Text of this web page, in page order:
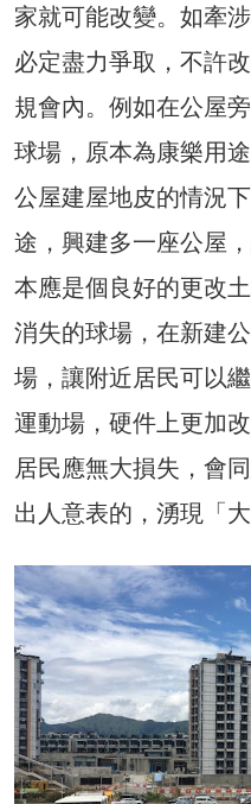
家就可能改變。如牽
必定盡力爭取，不許
規會內。例如在公屋
球場，原本為康樂用
公屋建屋地皮的情況
途，興建多一座公屋
本應是個良好的更改
消失的球場，在新建
場，讓附近居民可以
運動場，硬件上更加
居民應無大損失，會
出人意表的，湧現「大